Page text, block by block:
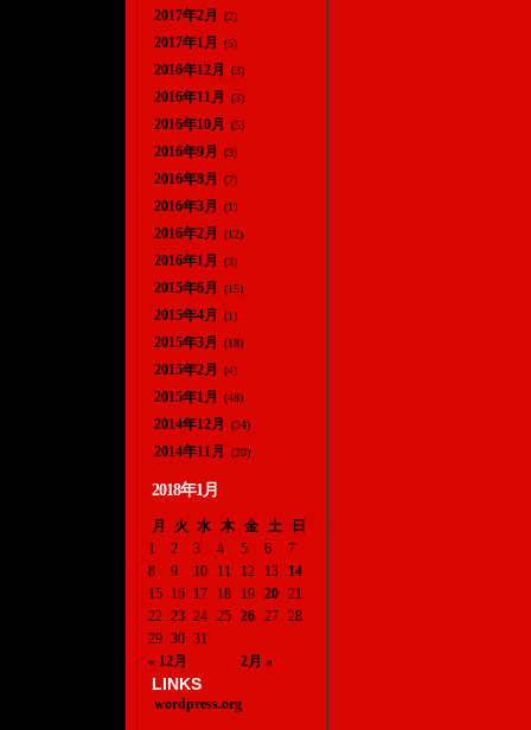
2017年2月 (2)
2017年1月 (5)
2016年12月 (3)
2016年11月 (3)
2016年10月 (5)
2016年9月 (3)
2016年8月 (7)
2016年3月 (1)
2016年2月 (12)
2016年1月 (3)
2015年6月 (15)
2015年4月 (1)
2015年3月 (18)
2015年2月 (4)
2015年1月 (48)
2014年12月 (34)
2014年11月 (20)
2018年1月
月 火 水 木 金 土 日
« 12月 2月 »
1 2 3 4 5 6
7
8
9 10 11 12 13
14
15
16 17 18 19 20
21
22 23 24 25 26 27
28
29 30 31
LINKS
wordpress.org